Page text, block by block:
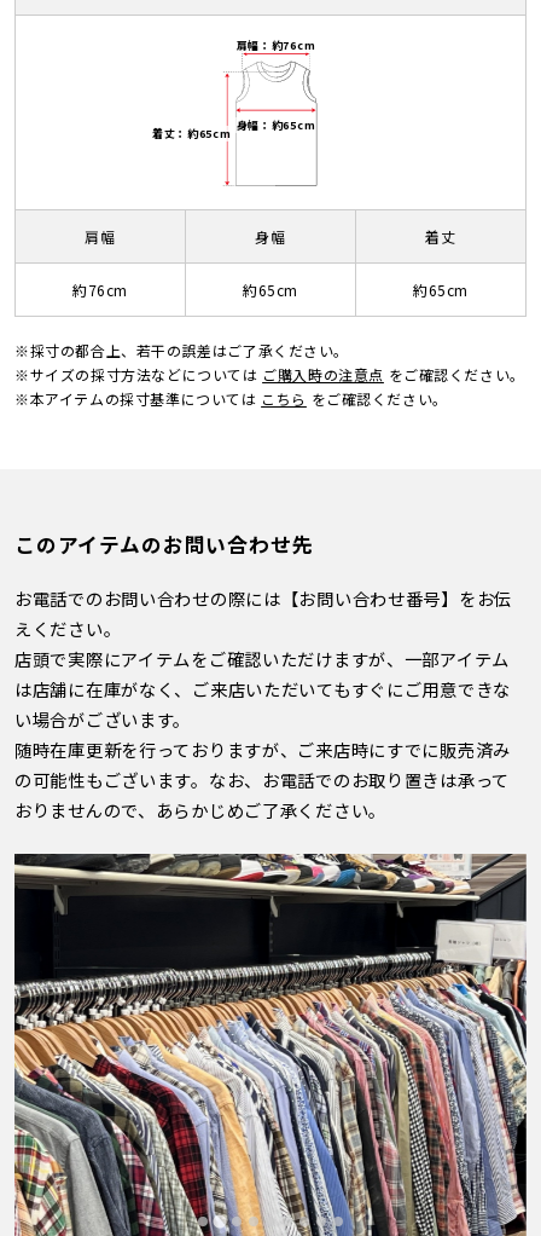
肩幅：約76cm
身幅：約65cm
着丈：約65cm
肩幅
約76cm
身幅
約65cm
着丈
約65cm
※採寸の都合上、若干の誤差はご了承ください。
※サイズの採寸方法などについては ご購入時の注意点 をご確認ください。
※本アイテムの採寸基準については こちら をご確認ください。
このアイテムのお問い合わせ先
お電話でのお問い合わせの際には【お問い合わせ番号】をお伝
えください。
店頭で実際にアイテムをご確認いただけますが、一部アイテム
は店舗に在庫がなく、ご来店いただいてもすぐにご用意できな
い場合がございます。
随時在庫更新を行っておりますが、ご来店時にすでに販売済み
の可能性もございます。なお、お電話でのお取り置きは承って
おりませんので、あらかじめご了承ください。